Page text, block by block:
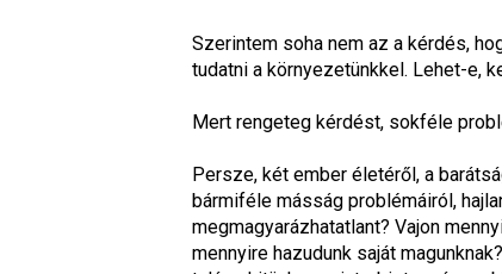
Szerintem soha nem az a kérdés,
tudatni a környezetünkkel. Lehet-e,
Mert rengeteg kérdést, sokféle
Persze, két ember életéről, a
bármiféle másság problémáiról,
megmagyarázhatatlant? Vajon
mennyire hazudunk saját